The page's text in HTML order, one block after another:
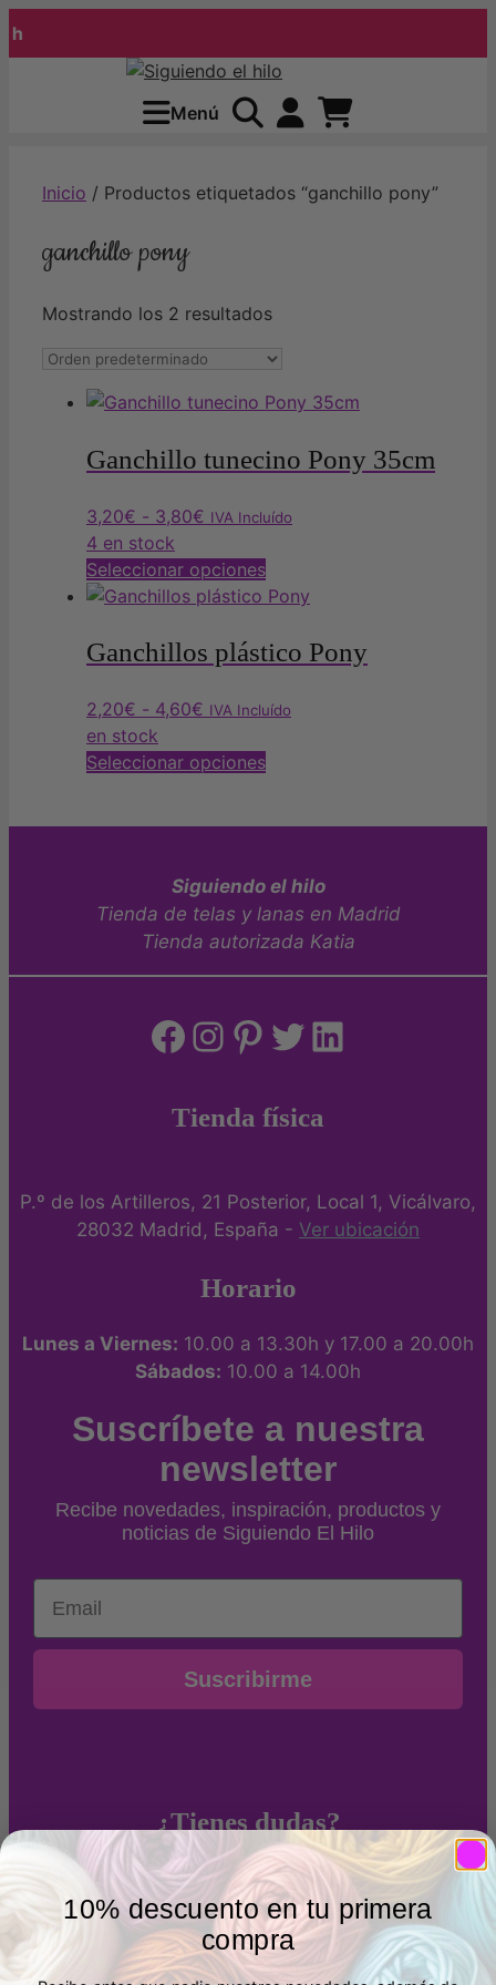
Menú
Inicio / Productos etiquetados “ganchillo pony”
ganchillo pony
Mostrando los 2 resultados
Ganchillo tunecino Pony 35cm
3,20€ - 3,80€ Rango
precios:
desde
hasta
3,80€
IVA Incluído
4 en stock
Seleccionar opcionesEste
producto
múltiples
Las
se
pueden
en
página
de
producto
Ganchillos plástico Pony
2,20€ - 4,60€ Rango
precios:
IVA Incluído
en stock
Seleccionar opcionesEste
Las
opciones
se
pueden
en
la
de
producto
Siguiendo el hilo
Tienda de telas y lanas en Madrid
Tienda autorizada Katia
Facebook
Instagram
Pinterest
Twitter
LinkedIn
Tienda física
P.º de los Artilleros, 21 Posterior, Local 1, Vicálvaro,
28032 Madrid, España - Ver ubicación
Horario
Lunes a Viernes: 10.00 a 13.30h y 17.00 a 20.00h
Sábados: 10.00 a 14.00h
Suscríbete a nuestra
newsletter
Recibe novedades, inspiración, productos y
noticias de Siguiendo El Hilo
Email
Suscribirme
¿Tienes dudas?
Llámanos o escríbenos en el 644 90 88 56
Métodos de pago
10% descuento en tu primera
compra